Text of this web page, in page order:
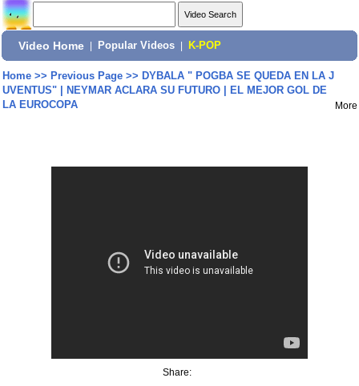
Video Home Popular Videos K-POP
Home>> Previous Page>> DYBALA " POGBA SE QUEDA EN LA J
UVENTUS" | NEYMAR ACLARA SU FUTURO | EL MEJOR GOL DE
LA EUROCOPA
More
Share: